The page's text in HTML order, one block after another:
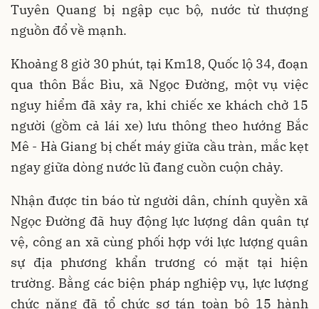
Tuyên Quang bị ngập cục bộ, nước từ thượng
nguồn đổ về mạnh.
Khoảng 8 giờ 30 phút, tại Km18, Quốc lộ 34, đoạn
qua thôn Bắc Bìu, xã Ngọc Đường, một vụ việc
nguy hiểm đã xảy ra, khi chiếc xe khách chở 15
người (gồm cả lái xe) lưu thông theo hướng Bắc
Mê - Hà Giang bị chết máy giữa cầu tràn, mắc kẹt
ngay giữa dòng nước lũ đang cuồn cuộn chảy.
Nhận được tin báo từ người dân, chính quyền xã
Ngọc Đường đã huy động lực lượng dân quân tự
vệ, công an xã cùng phối hợp với lực lượng quân
sự địa phương khẩn trương có mặt tại hiện
trường. Bằng các biện pháp nghiệp vụ, lực lượng
chức năng đã tổ chức sơ tán toàn bộ 15 hành